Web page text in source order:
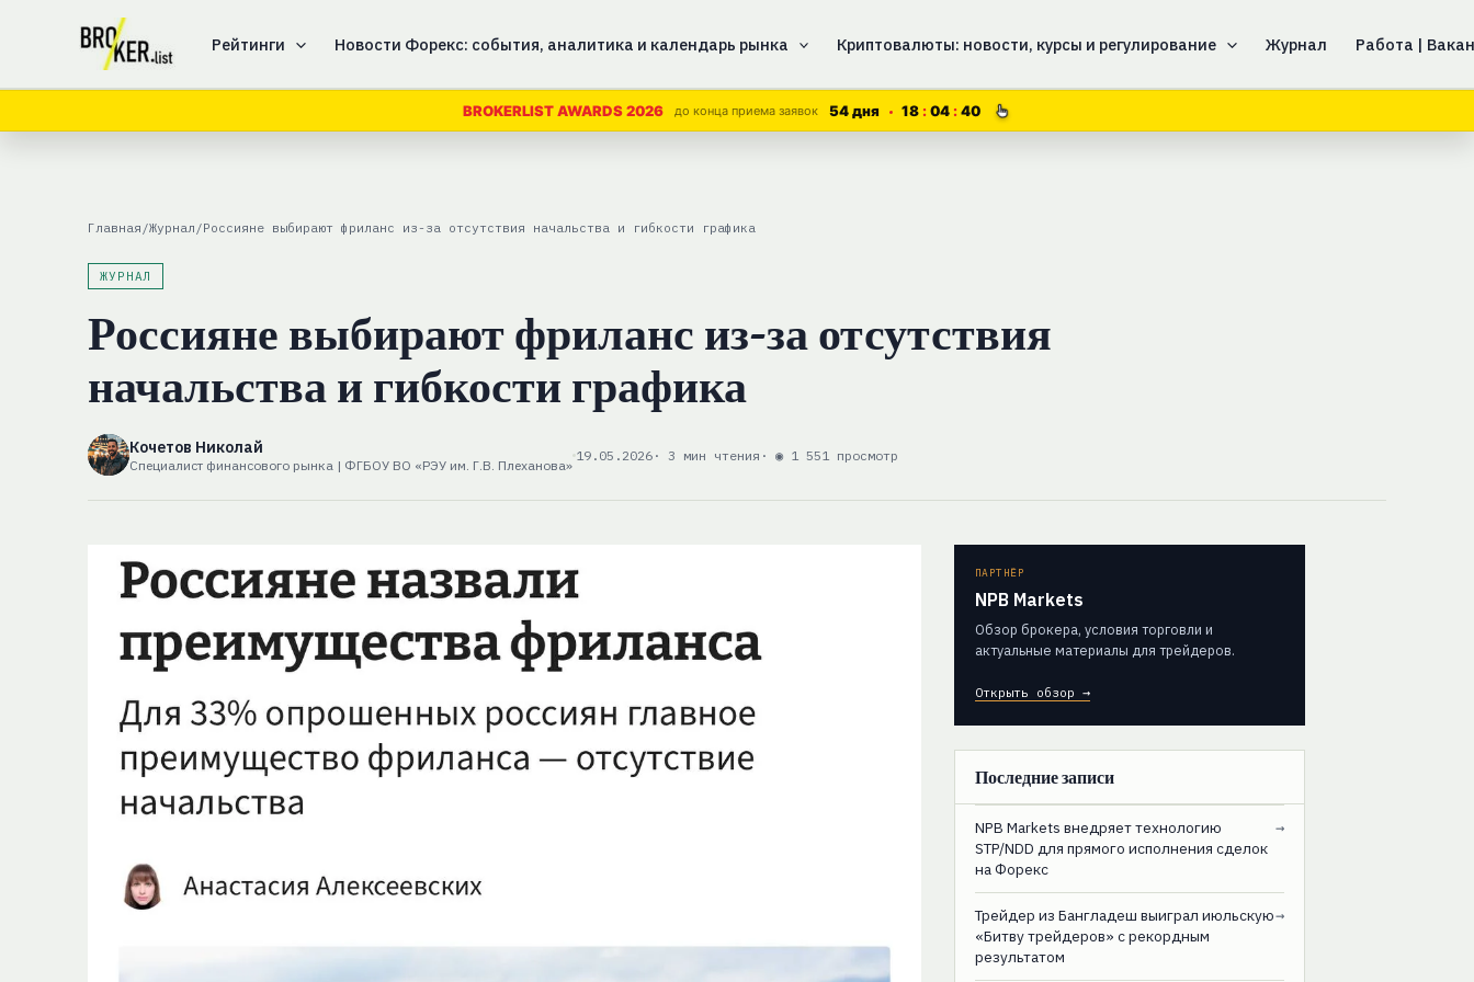
содержимому
Рейтинги Новости Форекс: события, аналитика и календарь рынка Криптовалюты: новости, курсы и регулирование Журнал Работа |
BROKERLIST AWARDS 2026 до конца приема заявок 54 дня 18 04 39
Главная /Журнал /Россияне выбирают фриланс из-за отсутствия начальства и гибкости графика
ЖУРНАЛ
Россияне выбирают фриланс из-за отсутствия
начальства и гибкости графика
Кочетов Николай
Специалист финансового рынка | ФГБОУ ВО «РЭУ им. Г.В. Плеханова»
19.05.2026 · 3 мин чтения · ◉ 1 551 просмотр
ПАРТНЁР
NPB Markets
Обзор брокера, условия торговли и
актуальные материалы для трейдеров.
Открыть обзор →
Последние записи
NPB Markets внедряет технологию
STP/NDD для прямого исполнения сделок
на Форекс
→
Трейдер из Бангладеш выиграл июльскую
«Битву трейдеров» с рекордным
результатом
→